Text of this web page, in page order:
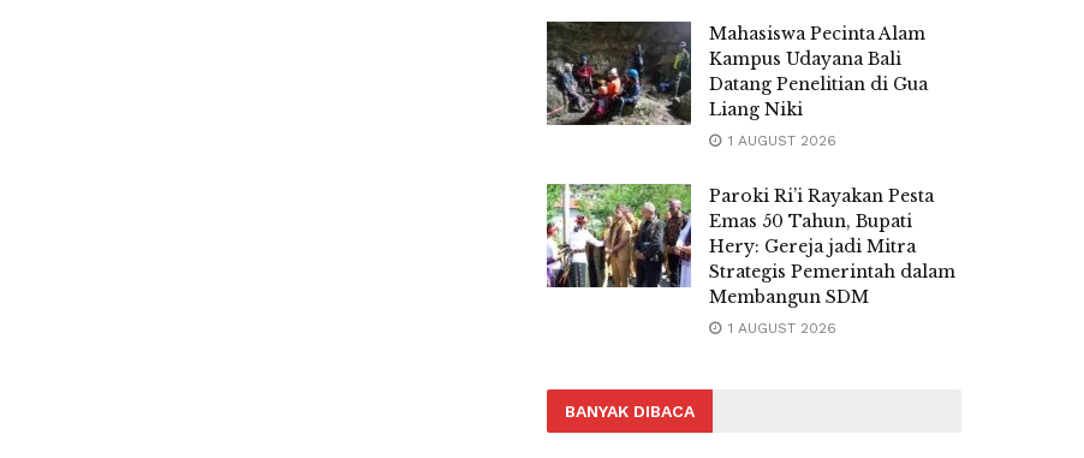
Mahasiswa Pecinta Alam
Kampus Udayana Bali
Datang Penelitian di Gua
Liang Niki
1 AUGUST 2026
Paroki Ri’i Rayakan Pesta
Emas 50 Tahun, Bupati
Hery: Gereja jadi Mitra
Strategis Pemerintah dalam
Membangun SDM
1 AUGUST 2026
BANYAK DIBACA